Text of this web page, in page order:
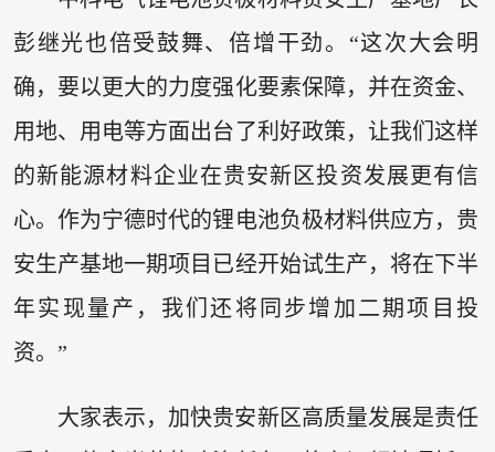
彭继光也倍受鼓舞、倍增干劲。“这次大会明
确，要以更大的力度强化要素保障，并在资金、
用地、用电等方面出台了利好政策，让我们这样
的新能源材料企业在贵安新区投资发展更有信
心。作为宁德时代的锂电池负极材料供应方，贵
安生产基地一期项目已经开始试生产，将在下半
年实现量产，我们还将同步增加二期项目投
资。”
大家表示，加快贵安新区高质量发展是责任